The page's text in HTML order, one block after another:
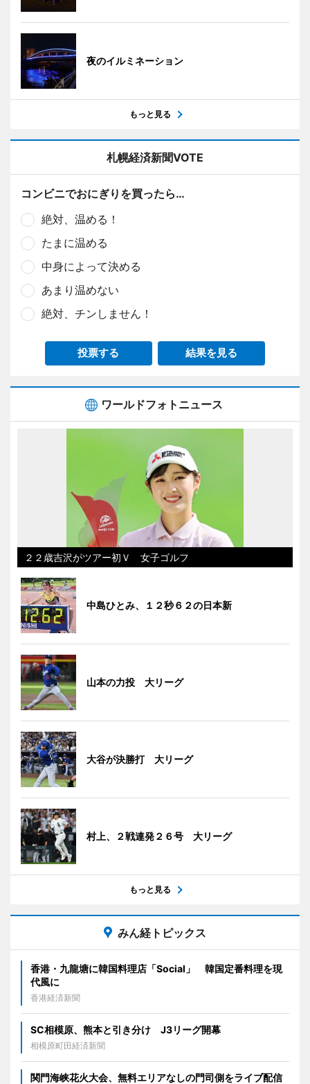
夜のイルミネーション
もっと見る
札幌経済新聞VOTE
コンビニでおにぎりを買ったら…
絶対、温める！
たまに温める
中身によって決める
あまり温めない
絶対、チンしません！
投票する 結果を見る
ワールドフォトニュース
２２歳吉沢がツアー初Ｖ 女子ゴルフ
中島ひとみ、１２秒６２の日本新
山本の力投 大リーグ
大谷が決勝打 大リーグ
村上、２戦連発２６号 大リーグ
もっと見る
みん経トピックス
香港・九龍塘に韓国料理店「Social」 韓国定番料理を現
代風に
香港経済新聞
SC相模原、熊本と引き分け J3リーグ開幕
相模原町田経済新聞
関門海峡花火大会、無料エリアなしの門司側をライブ配信